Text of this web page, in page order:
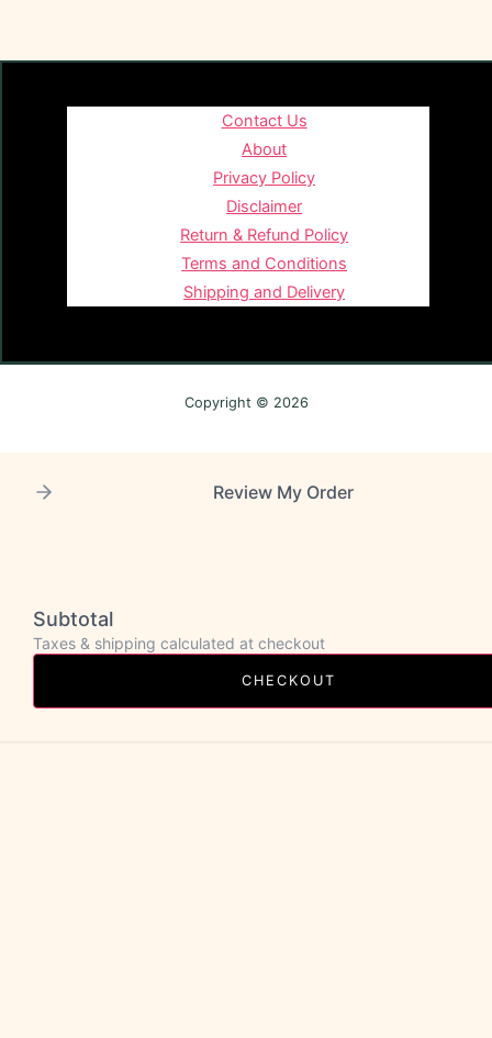
Contact Us
About
Privacy Policy
Disclaimer
Return & Refund Policy
Terms and Conditions
Shipping and Delivery
Copyright © 2026
Review My Order
Subtotal
Taxes & shipping calculated at checkout
CHECKOUT